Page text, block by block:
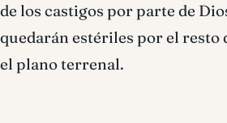
de los castigos por parte de
quedarán estériles por el resto
el plano terrenal.